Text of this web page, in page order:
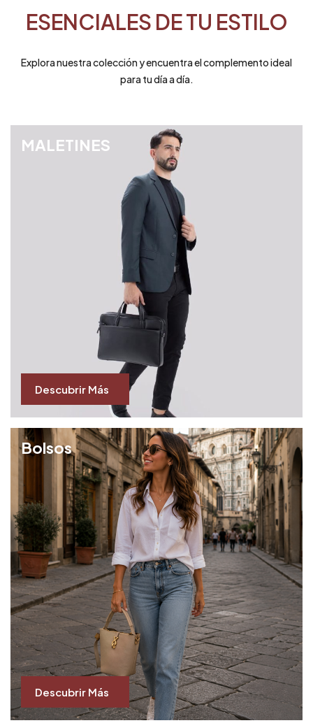
ESENCIALES DE TU ESTILO
Explora nuestra colección y encuentra el complemento ideal
para tu día a día.
MALETINES
Descubrir Más
Bolsos
Descubrir Más